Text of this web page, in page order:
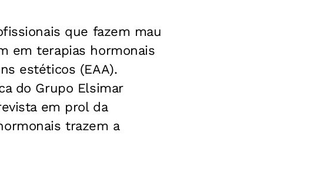
que fazem mau
em terapias hormonais
estéticos (EAA).
do Grupo Elsimar
em prol da
trazem a